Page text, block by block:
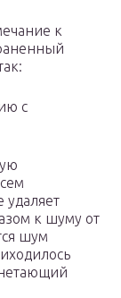
к
с
к шуму от
шум